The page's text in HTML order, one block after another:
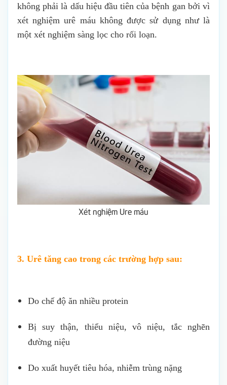
không phải là dấu hiệu đầu tiên của bệnh gan bởi vì
xét nghiệm urê máu không được sử dụng như là
một xét nghiệm sàng lọc cho rối loạn.
Xét nghiệm Ure máu
3. Urê tăng cao trong các trường hợp sau:
Do chế độ ăn nhiều protein
Bị suy thận, thiểu niệu, vô niệu, tắc nghẽn
đường niệu
Do xuất huyết tiêu hóa, nhiễm trùng nặng